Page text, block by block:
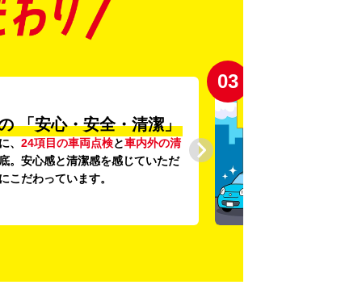
「安心・安全・清潔」
、 24項目の車両点検と車内外の清
。安心感と清潔感を感じていただ
こだわっています。
03